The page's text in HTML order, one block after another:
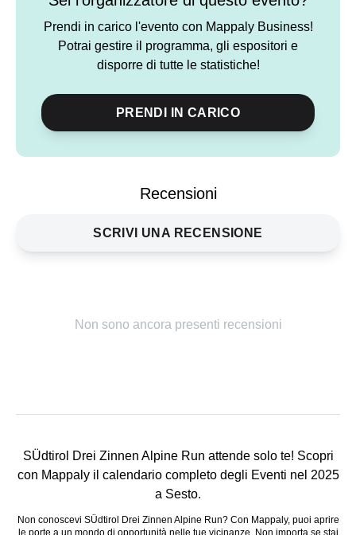
Prendi in carico l'evento con Mappaly Business!
Potrai gestire il programma, gli espositori e
disporre di tutte le statistiche!
PRENDI IN CARICO
Recensioni
SCRIVI UNA RECENSIONE
Non sono ancora presenti recensioni
SÜdtirol Drei Zinnen Alpine Run attende solo te! Scopri
con Mappaly il calendario completo degli Eventi nel 2025
a Sesto.
Non conoscevi SÜdtirol Drei Zinnen Alpine Run? Con Mappaly, puoi aprire
le porte a un mondo di opportunità nelle tue vicinanze. Non importa se stai
Condividievento